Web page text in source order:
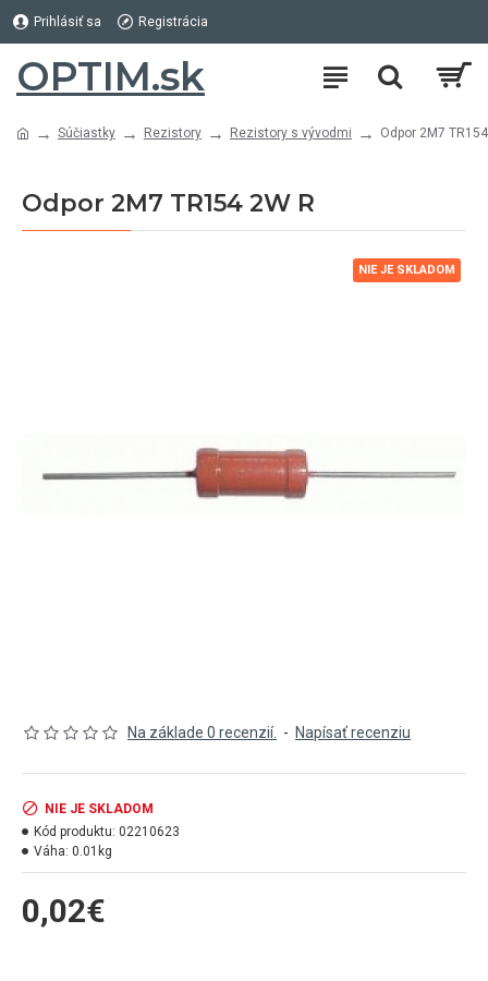
Prihlásiť sa Registrácia
OPTIM.sk
Súčiastky Rezistory Rezistory s vývodmi Odpor 2M7
Odpor 2M7 TR154 2W R
NIE JE SKLADOM
Na základe 0 recenzií. - Napísať recenziu
0,02€
NIE JE SKLADOM
Kód produktu: 02210623
Váha: 0.01kg